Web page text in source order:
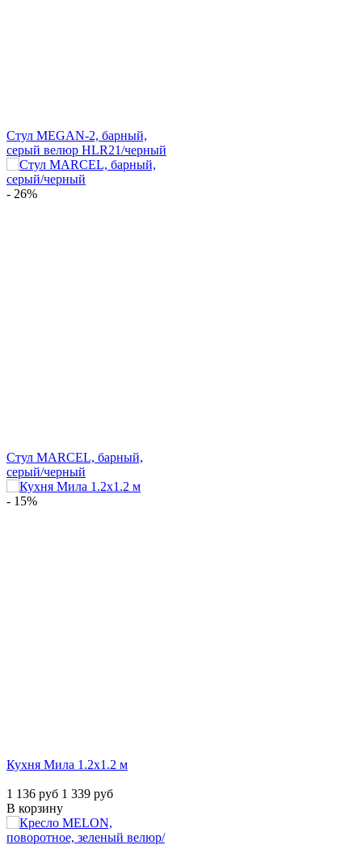
Стул MEGAN-2, барный,
серый велюр HLR21/черный
- 26%
Стул MARCEL, барный,
серый/черный
- 15%
Кухня Мила 1.2х1.2 м
1 136 руб 1 339 руб
В корзину